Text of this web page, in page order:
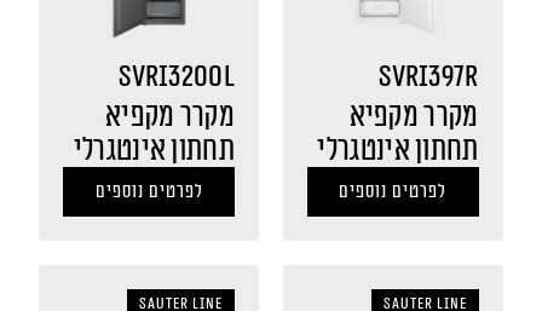
SVRI397R
מקרר מקפיא
תחתון אינטגרלי
לפרטים נוספים
SVRI3200L
מקרר מקפיא
תחתון אינטגרלי
לפרטים נוספים
sauter LINE
sauter LINE